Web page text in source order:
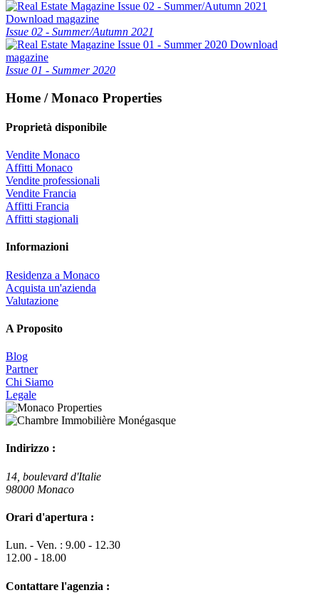
Download magazine
Issue 02 - Summer/Autumn 2021
Download
magazine
Issue 01 - Summer 2020
Home / Monaco Properties
Proprietà disponibile
Vendite Monaco
Affitti Monaco
Vendite professionali
Vendite Francia
Affitti Francia
Affitti stagionali
Informazioni
Residenza a Monaco
Acquista un'azienda
Valutazione
A Proposito
Blog
Partner
Chi Siamo
Legale
Indirizzo :
14, boulevard d'Italie
98000 Monaco
Orari d'apertura :
Lun. - Ven. : 9.00 - 12.30
12.00 - 18.00
Contattare l'agenzia :